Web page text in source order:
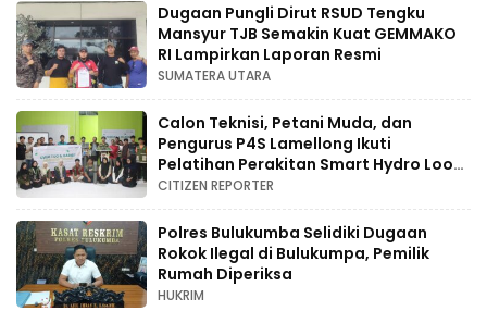
Dugaan Pungli Dirut RSUD Tengku
Mansyur TJB Semakin Kuat GEMMAKO
RI Lampirkan Laporan Resmi
SUMATERA UTARA
Calon Teknisi, Petani Muda, dan
Pengurus P4S Lamellong Ikuti
Pelatihan Perakitan Smart Hydro Loop
di Desa Kajaolaliddong
CITIZEN REPORTER
Polres Bulukumba Selidiki Dugaan
Rokok Ilegal di Bulukumpa, Pemilik
Rumah Diperiksa
HUKRIM